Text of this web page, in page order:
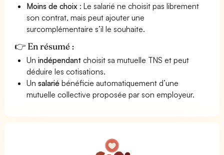
Moins de choix : Le salarié ne choisit pas librement
son contrat, mais peut ajouter une
surcomplémentaire s’il le souhaite.
👉 En résumé :
Unindépendant choisit sa mutuelle TNS et peut
déduire les cotisations.
Unsalarié bénéficie automatiquement d’une
mutuelle collective proposée par son employeur.